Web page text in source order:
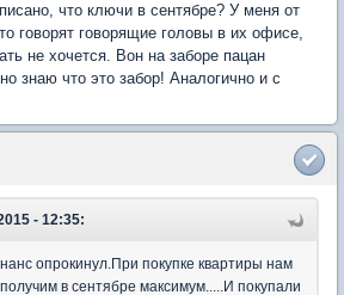
что ключи в сентябре? У меня от
говорят говорящие головы в их офисе,
не хочется. Вон на заборе пацан
знаю что это забор! Аналогично и с
- 12:35:
опрокинул.При покупке квартиры нам
в сентябре максимум.....И покупали